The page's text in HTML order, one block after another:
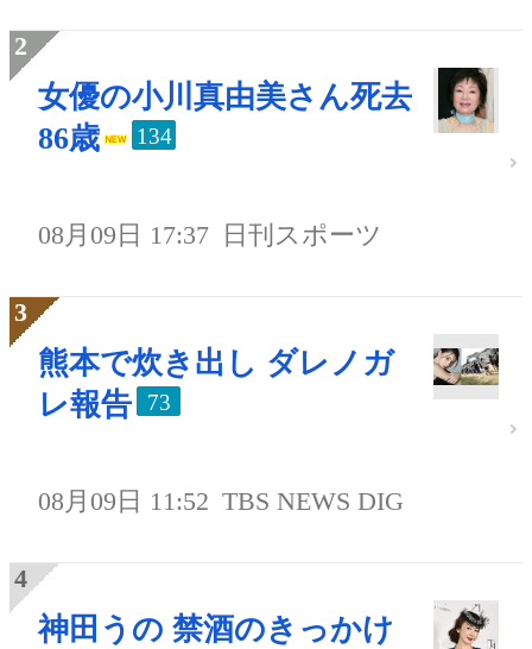
女優の小川真由美さん死去
86歳
134
08月09日 17:37 日刊スポーツ
熊本で炊き出し ダレノガ
レ報告
73
08月09日 11:52 TBS NEWS DIG
神田うの 禁酒のきっかけ